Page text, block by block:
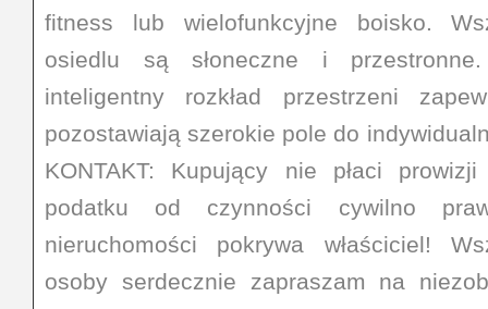
fitness lub wielofunkcyjne boisko.
osiedlu są słoneczne i
inteligentny rozkład przestrzeni
pozostawiają szerokie pole do
KONTAKT: Kupujący nie płaci
podatku od czynności cywilno
nieruchomości pokrywa właściciel!
osoby serdecznie zapraszam na